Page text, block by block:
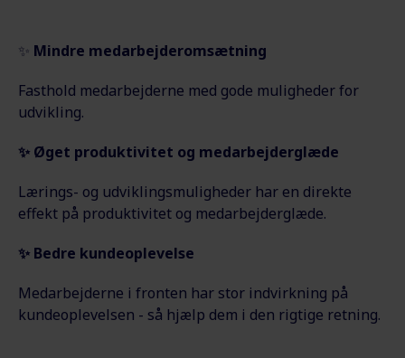
✨ Mindre medarbejderomsætning
Fasthold medarbejderne med gode muligheder for
udvikling.
✨ Øget produktivitet og medarbejderglæde
Lærings- og udviklingsmuligheder har en direkte
effekt på produktivitet og medarbejderglæde.
✨ Bedre kundeoplevelse
Medarbejderne i fronten har stor indvirkning på
kundeoplevelsen - så hjælp dem i den rigtige retning.